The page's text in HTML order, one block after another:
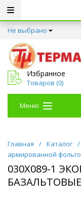
Не выбрано
Избранное
Товаров (0)
Меню
Главная / Каталог /
армированной
030Х089-1